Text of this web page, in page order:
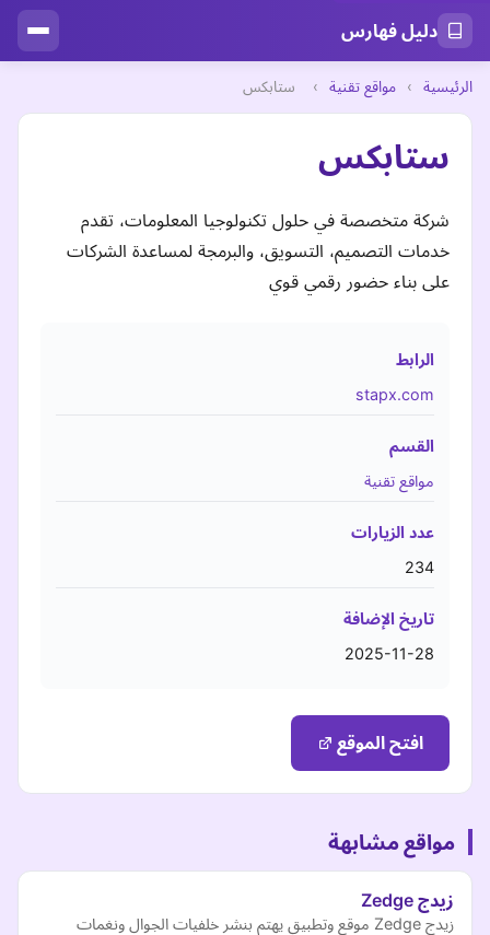
دليل فهارس
الرئيسية › مواقع تقنية › ستابكس
ستابكس
شركة متخصصة في حلول تكنولوجيا المعلومات، تقدم
خدمات التصميم، التسويق، والبرمجة لمساعدة الشركات
على بناء حضور رقمي قوي
الرابط
stapx.com
القسم
مواقع تقنية
عدد الزيارات
234
تاريخ الإضافة
2025-11-28
افتح الموقع
مواقع مشابهة
زيدج Zedge
زيدج Zedge موقع وتطبيق يهتم بنشر خلفيات الجوال ونغمات